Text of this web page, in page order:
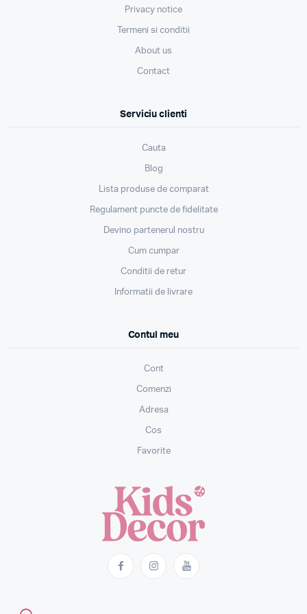
Privacy notice
Termeni si conditii
About us
Contact
Serviciu clienti
Cauta
Blog
Lista produse de comparat
Regulament puncte de fidelitate
Devino partenerul nostru
Cum cumpar
Conditii de retur
Informatii de livrare
Contul meu
Cont
Comenzi
Adresa
Cos
Favorite